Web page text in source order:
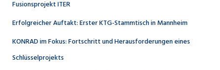
Fusionsprojekt ITER
Erfolgreicher Auftakt: Erster KTG-Stammtisch in Mannheim
KONRAD im Fokus: Fortschritt und Herausforderungen eines
Schlüsselprojekts